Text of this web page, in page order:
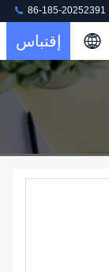
86-185-20252391
إقتباس